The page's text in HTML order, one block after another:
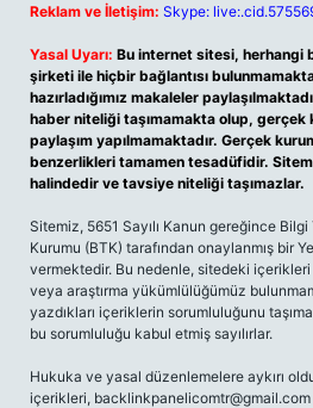
Reklam ve İletişim: Skype:
Yasal Uyarı: Bu internet sitesi, herhangi
şirketi ile hiçbir bağlantısı
hazırladığımız makaleler
haber niteliği taşımamakta olup, gerçek
paylaşım yapılmamaktadır. Gerçek
benzerlikleri tamamen tesadüfidir.
halindedir ve tavsiye niteliği taşımazlar.
Sitemiz, 5651 Sayılı Kanun gereğince
Kurumu (BTK) tarafından onaylanmış bir
vermektedir. Bu nedenle, sitedeki
veya araştırma yükümlülüğümüz
yazdıkları içeriklerin sorumluluğunu
bu sorumluluğu kabul etmiş sayılırlar.
Hukuka ve yasal düzenlemelere aykırı
içerikleri, backlinkpanelicomtr@gmail.com